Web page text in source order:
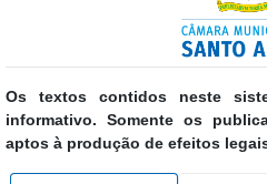
Os textos contidos neste
informativo. Somente os
aptos à produção de efeitos